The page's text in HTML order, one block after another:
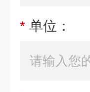
* 单位：